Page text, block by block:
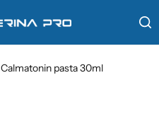
Calmatonin pasta 30ml